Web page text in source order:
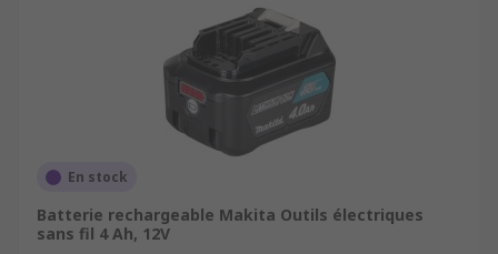
En stock
Batterie rechargeable Makita Outils électriques
sans fil 4 Ah, 12V